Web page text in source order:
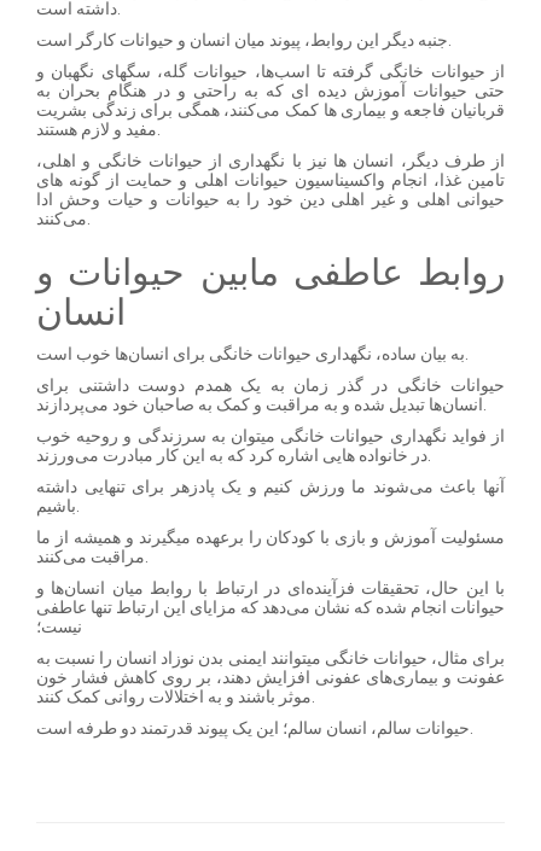
از حیوانات خانگی گرفته تا اسب‌ها، حیوانات گله، سگهای نگهبان و
حتی حیوانات آموزش دیده ای که به راحتی و در هنگام بحران به
قربانیان فاجعه و بیماری ها کمک می‌کنند، همگی برای زندگی بشریت
از طرف دیگر، انسان ها نیز با نگهداری از حیوانات خانگی و اهلی،
تامین غذا، انجام واکسیناسیون حیوانات اهلی و حمایت از گونه های
حیوانی اهلی و غیر اهلی دین خود را به حیوانات و حیات وحش ادا
روابط عاطفی مابین حیوانات و
انسان
حیوانات خانگی در گذر زمان به یک همدم دوست داشتنی برای
از فواید نگهداری حیوانات خانگی میتوان به سرزندگی و روحیه خوب
آنها باعث می‌شوند ما ورزش کنیم و یک پادزهر برای تنهایی داشته
مسئولیت آموزش و بازی با کودکان را برعهده میگیرند و همیشه از ما
با این حال، تحقیقات فزآینده‌ای در ارتباط با روابط میان انسان‌ها و
حیوانات انجام شده که نشان می‌دهد که مزایای این ارتباط تنها عاطفی
نیست؛
برای مثال، حیوانات خانگی میتوانند ایمنی بدن نوزاد انسان را نسبت به
عفونت و بیماری‌های عفونی افزایش دهند، بر روی کاهش فشار خون